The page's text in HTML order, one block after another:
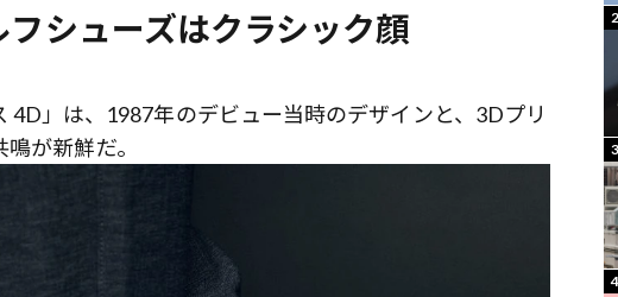
シューズはクラシック顔
4D」は、1987年のデビュー当時のデザインと、3Dプリ
が新鮮だ。
2
3
4